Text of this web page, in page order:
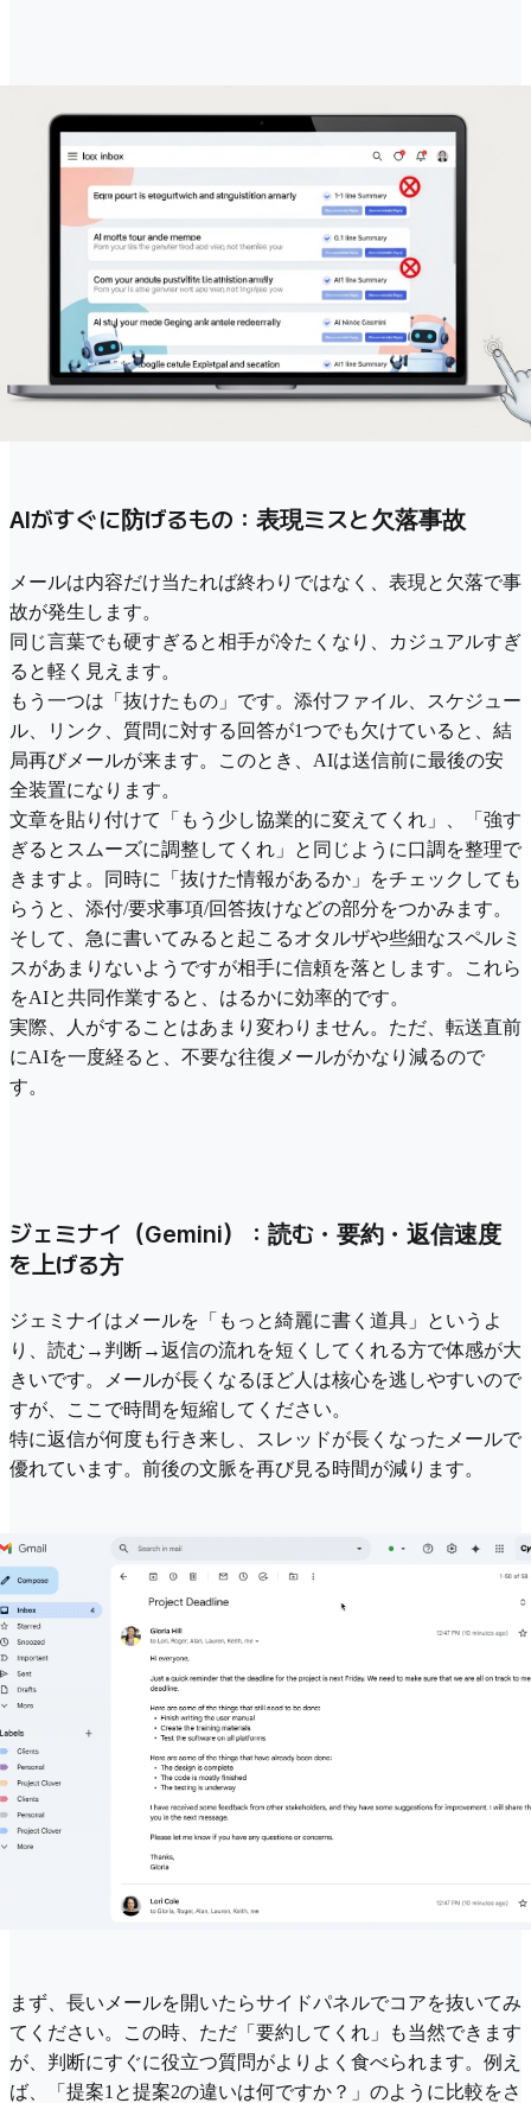
AIがすぐに防げるもの：表現ミスと欠落事故
メールは内容だけ当たれば終わりではなく、表現と欠落で事
故が発生します。
同じ言葉でも硬すぎると相手が冷たくなり、カジュアルすぎ
ると軽く見えます。
もう一つは「抜けたもの」です。添付ファイル、スケジュー
ル、リンク、質問に対する回答が1つでも欠けていると、結
局再びメールが来ます。このとき、AIは送信前に最後の安
全装置になります。
文章を貼り付けて「もう少し協業的に変えてくれ」、「強す
ぎるとスムーズに調整してくれ」と同じように口調を整理で
きますよ。同時に「抜けた情報があるか」をチェックしても
らうと、添付/要求事項/回答抜けなどの部分をつかみます。
そして、急に書いてみると起こるオタルザや些細なスペルミ
スがあまりないようですが相手に信頼を落とします。これら
をAIと共同作業すると、はるかに効率的です。
実際、人がすることはあまり変わりません。ただ、転送直前
にAIを一度経ると、不要な往復メールがかなり減るので
す。
ジェミナイ（Gemini）：読む・要約・返信速度
を上げる方
ジェミナイはメールを「もっと綺麗に書く道具」というよ
り、読む→判断→返信の流れを短くしてくれる方で体感が大
きいです。メールが長くなるほど人は核心を逃しやすいので
すが、ここで時間を短縮してください。
特に返信が何度も行き来し、スレッドが長くなったメールで
優れています。前後の文脈を再び見る時間が減ります。
まず、長いメールを開いたらサイドパネルでコアを抜いてみ
てください。この時、ただ「要約してくれ」も当然できます
が、判断にすぐに役立つ質問がよりよく食べられます。例え
ば、「提案1と提案2の違いは何ですか？」のように比較をさ